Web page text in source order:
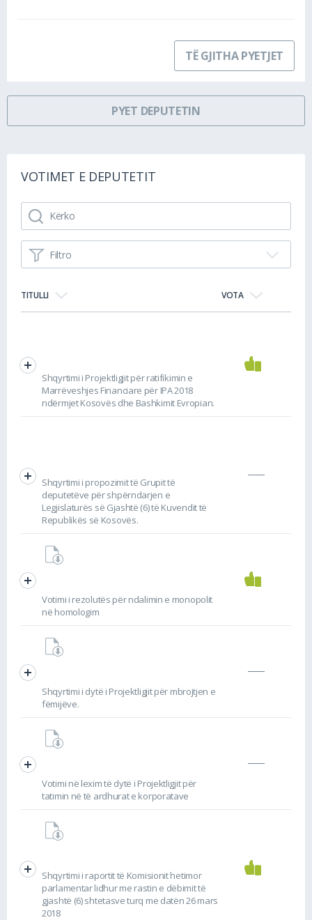
TË GJITHA PYETJET
PYET DEPUTETIN
VOTIMET E DEPUTETIT
Filtro
TITULLI VOTA
Shqyrtimi i Projektligjit për ratifikimin e
Marrëveshjes Financiare për IPA 2018
ndërmjet Kosovës dhe Bashkimit Evropian.
Shqyrtimi i propozimit të Grupit të
deputetëve për shpërndarjen e
Legjislaturës së Gjashtë (6) të Kuvendit të
Republikës së Kosovës.
Votimi i rezolutës për ndalimin e monopolit
në homologim
Shqyrtimi i dytë i Projektligjit për mbrojtjen e
fëmijëve.
Votimi në lexim të dytë i Projektligjit për
tatimin në të ardhurat e korporatave
Shqyrtimi i raportit të Komisionit hetimor
parlamentar lidhur me rastin e dëbimit të
gjashtë (6) shtetasve turq me datën 26 mars
2018